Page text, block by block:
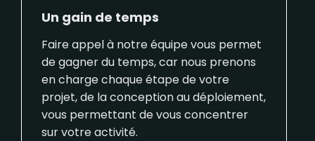
Un gain de temps
Faire appel à notre équipe vous permet
de gagner du temps, car nous prenons
en charge chaque étape de votre
projet, de la conception au déploiement,
vous permettant de vous concentrer
sur votre activité.